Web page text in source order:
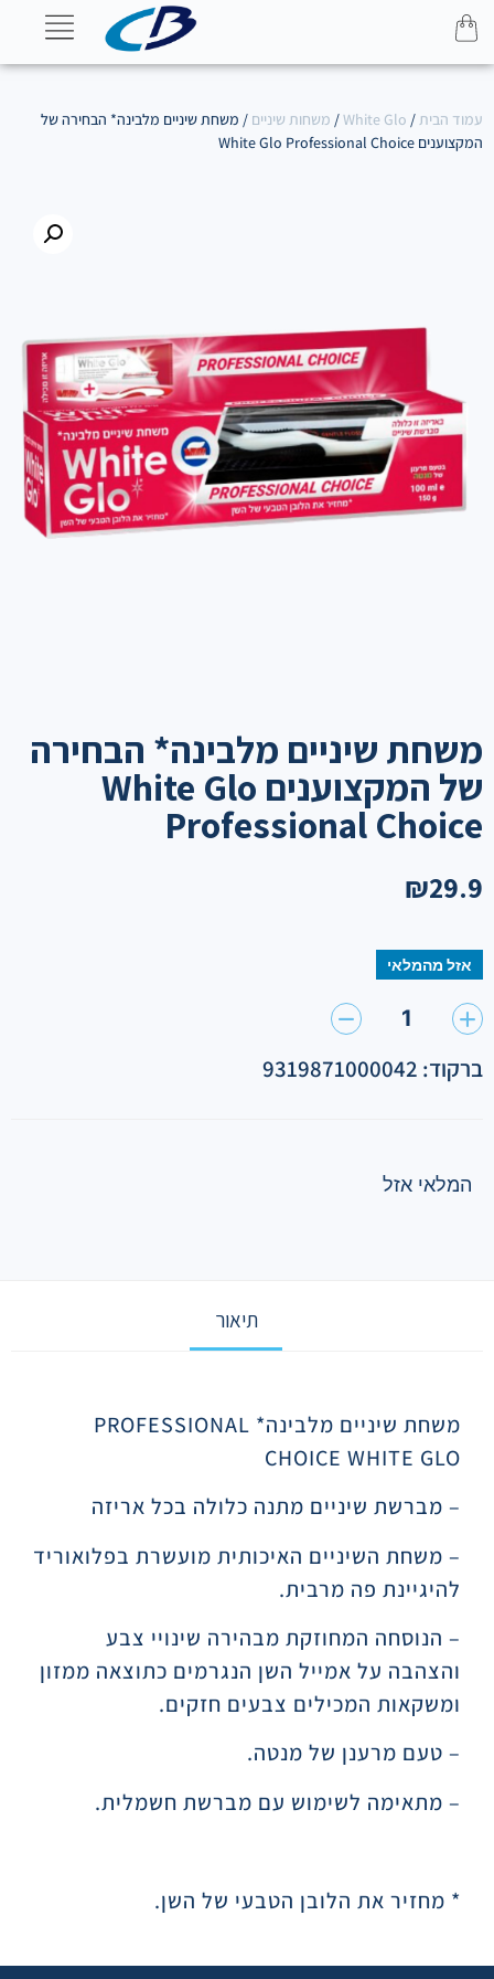
עמוד הבית/
White Glo
/ משחות שיניים / משחת שיניים מלבינה* הבחירה של
המקצוענים White Glo Professional Choice
משחת שיניים מלבינה* הבחירה
של המקצוענים White Glo
Professional Choice
₪29.9
אזל מהמלאי
1
ברקוד: 9319871000042
המלאי אזל
תיאור
משחת שיניים מלבינה* PROFESSIONAL
CHOICE WHITE GLO
– מברשת שיניים מתנה כלולה בכל אריזה
– משחת השיניים האיכותית מועשרת בפלואוריד
להיגיינת פה מרבית.
– הנוסחה המחוזקת מבהירה שינויי צבע
והצהבה על אמייל השן הנגרמים כתוצאה ממזון
ומשקאות המכילים צבעים חזקים.
– טעם מרענן של מנטה.
– מתאימה לשימוש עם מברשת חשמלית.
* מחזיר את הלובן הטבעי של השן.